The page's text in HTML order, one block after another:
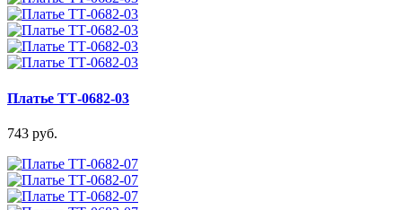
Платье ТТ-0682-03
743 руб.